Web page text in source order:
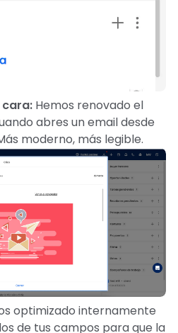
cara: Hemos renovado el
abres un email desde
moderno, más legible.
optimizado internamente
de tus campos para que la